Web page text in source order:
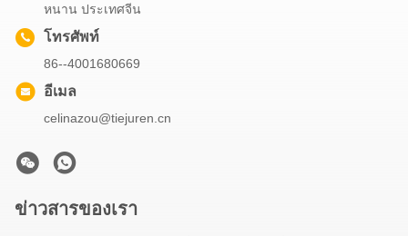
หนาน ประเทศจีน
โทรศัพท์
86--4001680669
อีเมล
celinazou@tiejuren.cn
ข่าวสารของเรา